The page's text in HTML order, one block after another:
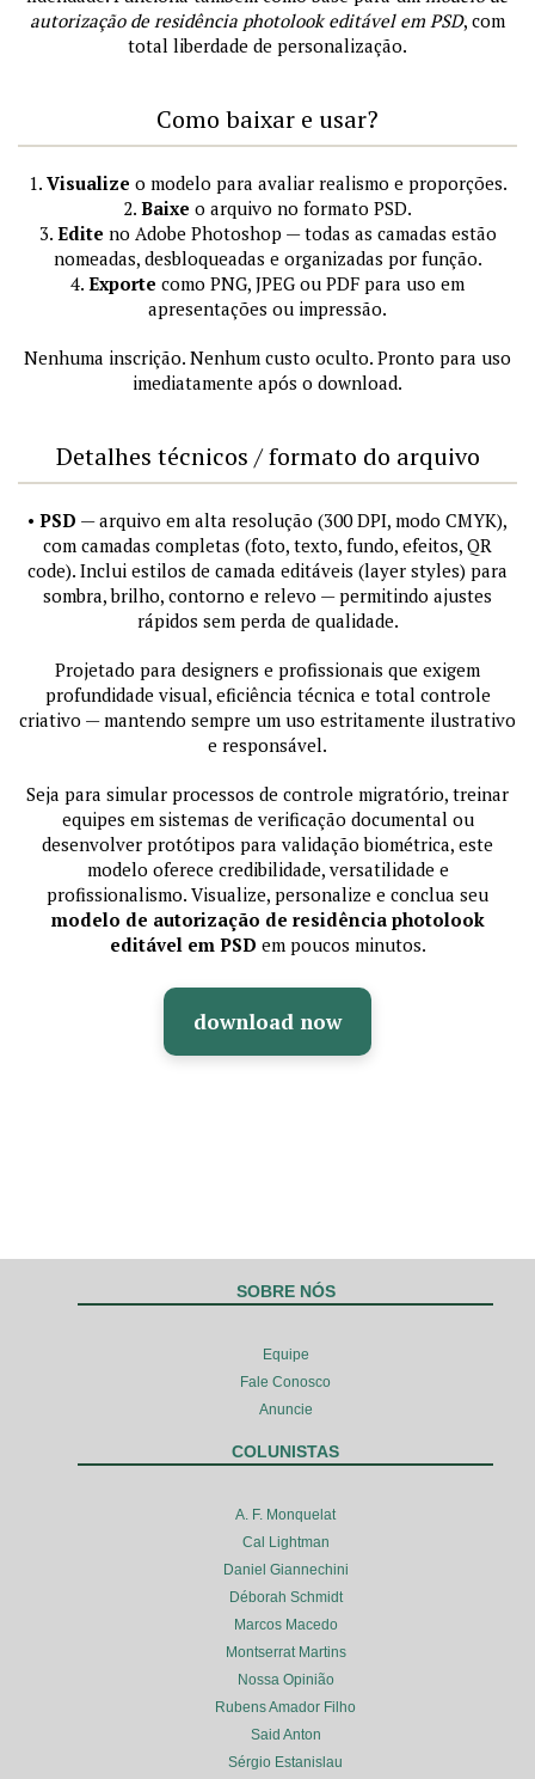
autorização de residência photolook editável em PSD, com
total liberdade de personalização.
Como baixar e usar?
1. Visualize o modelo para avaliar realismo e proporções.
2. Baixe o arquivo no formato PSD.
3. Edite no Adobe Photoshop — todas as camadas estão
nomeadas, desbloqueadas e organizadas por função.
4. Exporte como PNG, JPEG ou PDF para uso em
apresentações ou impressão.
Nenhuma inscrição. Nenhum custo oculto. Pronto para uso
imediatamente após o download.
Detalhes técnicos / formato do arquivo
• PSD — arquivo em alta resolução (300 DPI, modo CMYK),
com camadas completas (foto, texto, fundo, efeitos, QR
code). Inclui estilos de camada editáveis (layer styles) para
sombra, brilho, contorno e relevo — permitindo ajustes
rápidos sem perda de qualidade.
Projetado para designers e profissionais que exigem
profundidade visual, eficiência técnica e total controle
criativo — mantendo sempre um uso estritamente ilustrativo
e responsável.
Seja para simular processos de controle migratório, treinar
equipes em sistemas de verificação documental ou
desenvolver protótipos para validação biométrica, este
modelo oferece credibilidade, versatilidade e
profissionalismo. Visualize, personalize e conclua seu
modelo de autorização de residência photolook
editável em PSD em poucos minutos.
download now
SOBRE NÓS
Equipe
Fale Conosco
Anuncie
COLUNISTAS
A. F. Monquelat
Cal Lightman
Daniel Giannechini
Déborah Schmidt
Marcos Macedo
Montserrat Martins
Nossa Opinião
Rubens Amador Filho
Said Anton
Sérgio Estanislau